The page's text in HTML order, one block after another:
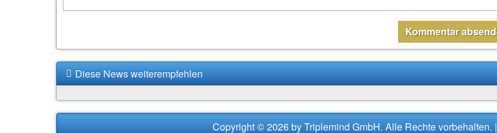
Diese News weiterempfehlen
Copyright © 2026 by Triplemind GmbH. Alle Rechte vorbehalten. |